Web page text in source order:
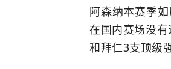
阿森纳本赛季
在国内赛场没
和拜仁3支顶级